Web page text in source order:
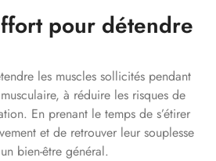
pour détendre
les muscles sollicités pendant
à réduire les risques de
En prenant le temps de s’étirer
et de retrouver leur souplesse
bien-être général.